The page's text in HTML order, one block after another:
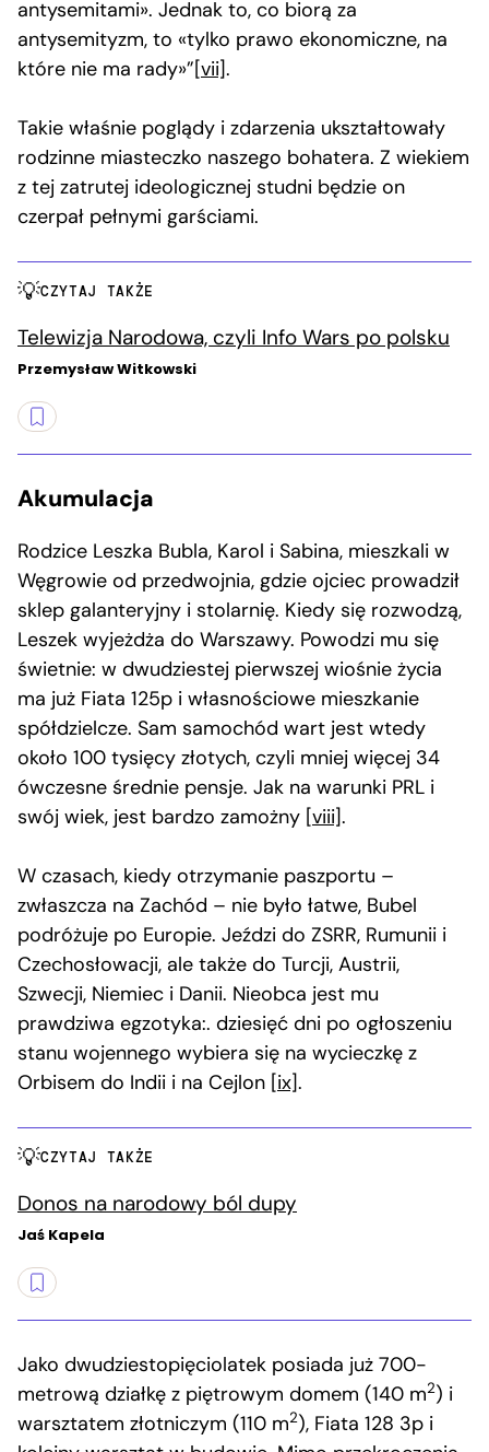
antysemitami». Jednak to, co biorą za
antysemityzm, to «tylko prawo ekonomiczne, na
które nie ma rady»”[vii].
Takie właśnie poglądy i zdarzenia ukształtowały
rodzinne miasteczko naszego bohatera. Z wiekiem
z tej zatrutej ideologicznej studni będzie on
czerpał pełnymi garściami.
CZYTAJ TAKŻE
Telewizja Narodowa, czyli Info Wars po polsku
Przemysław Witkowski
Akumulacja
Rodzice Leszka Bubla, Karol i Sabina, mieszkali w
Węgrowie od przedwojnia, gdzie ojciec prowadził
sklep galanteryjny i stolarnię. Kiedy się rozwodzą,
Leszek wyjeżdża do Warszawy. Powodzi mu się
świetnie: w dwudziestej pierwszej wiośnie życia
ma już Fiata 125p i własnościowe mieszkanie
spółdzielcze. Sam samochód wart jest wtedy
około 100 tysięcy złotych, czyli mniej więcej 34
ówczesne średnie pensje. Jak na warunki PRL i
swój wiek, jest bardzo zamożny [viii].
W czasach, kiedy otrzymanie paszportu –
zwłaszcza na Zachód – nie było łatwe, Bubel
podróżuje po Europie. Jeździ do ZSRR, Rumunii i
Czechosłowacji, ale także do Turcji, Austrii,
Szwecji, Niemiec i Danii. Nieobca jest mu
prawdziwa egzotyka:. dziesięć dni po ogłoszeniu
stanu wojennego wybiera się na wycieczkę z
Orbisem do Indii i na Cejlon [ix].
CZYTAJ TAKŻE
Donos na narodowy ból dupy
Jaś Kapela
Jako dwudziestopięciolatek posiada już 700-
metrową działkę z piętrowym domem (140 m2) i
warsztatem złotniczym (110 m2), Fiata 128 3p i